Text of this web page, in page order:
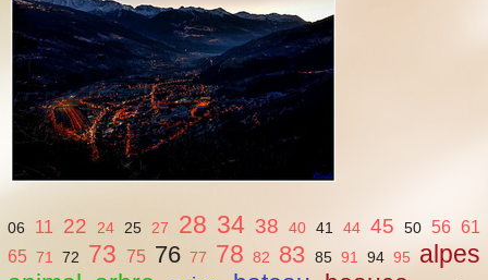
06 11 22 24 25 27 28 34 38 40 41 44 45 50 56 61
65 71 72 73 75 76 77 78 82 83 85 91 94 95 alpes